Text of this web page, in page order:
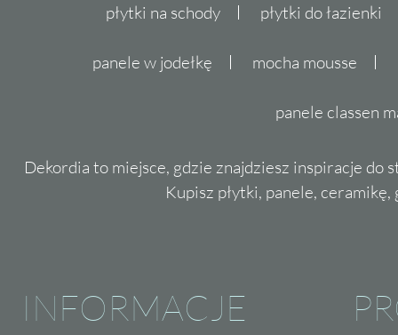
płytki na schody płytki do łazienki
panele w jodełkę mocha mousse
panele classen
Dekordia to miejsce, gdzie znajdziesz inspiracje do
Kupisz płytki, panele,
INFORMACJE